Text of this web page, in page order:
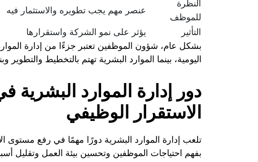
النظرة
للموظف
عنصر مهم يجب تطويره والاستثمار فيه
التأثير يؤثر على نمو الشركة واستقرارها
بشكل عام، شؤون الموظفين تعتبر جزءًا من إدارة الموارد
اليومية، بينما الموارد البشرية تهتم بالتخطيط والتطوير
دور إدارة الموارد
الاستقرار الوظيفي
تلعب إدارة الموارد البشرية دورًا مهمًا في رفع مستوى
بفهم احتياجات الموظفين وتحسين بيئة العمل وتقليل